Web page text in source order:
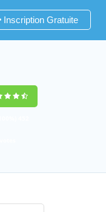
Inscription Gratuite